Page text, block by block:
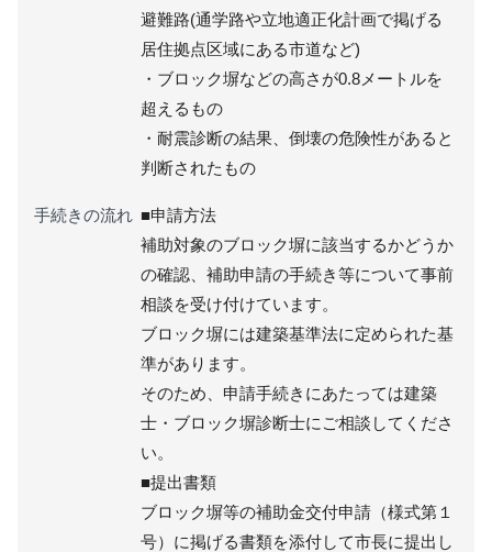
避難路(通学路や立地適正化計画で掲げる
居住拠点区域にある市道など)
・ブロック塀などの高さが0.8メートルを
超えるもの
・耐震診断の結果、倒壊の危険性があると
判断されたもの
手続きの流れ ■申請方法
補助対象のブロック塀に該当するかどうか
の確認、補助申請の手続き等について事前
相談を受け付けています。
ブロック塀には建築基準法に定められた基
準があります。
そのため、申請手続きにあたっては建築
士・ブロック塀診断士にご相談してくださ
い。
■提出書類
ブロック塀等の補助金交付申請（様式第１
号）に掲げる書類を添付して市長に提出し